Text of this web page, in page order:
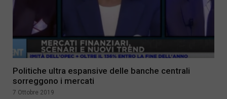
Politiche ultra espansive delle banche centrali
sorreggono i mercati
7 Ottobre 2019